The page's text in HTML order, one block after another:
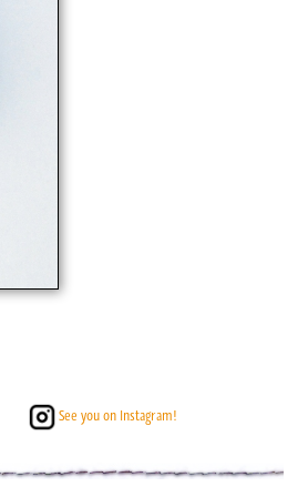
See you on Instagram!